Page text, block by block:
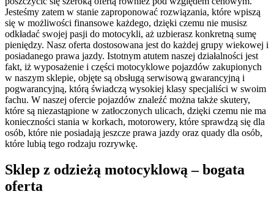
Jesteśmy zatem w stanie zaproponować rozwiązania, które wpiszą
się w możliwości finansowe każdego, dzięki czemu nie musisz
odkładać swojej pasji do motocykli, aż uzbierasz konkretną sumę
pieniędzy. Nasz oferta dostosowana jest do każdej grupy wiekowej i
posiadanego prawa jazdy. Istotnym atutem naszej działalności jest
fakt, iż wyposażenie i części motocyklowe pojazdów zakupionych
w naszym sklepie, objęte są obsługą serwisową gwarancyjną i
pogwarancyjną, którą świadczą wysokiej klasy specjaliści w swoim
fachu. W naszej ofercie pojazdów znaleźć można także skutery,
które są niezastąpione w zatłoczonych ulicach, dzięki czemu nie ma
konieczności stania w korkach, motorowery, które sprawdzą się dla
osób, które nie posiadają jeszcze prawa jazdy oraz quady dla osób,
które lubią tego rodzaju rozrywkę.
Sklep z odzieżą motocyklową – bogata
oferta